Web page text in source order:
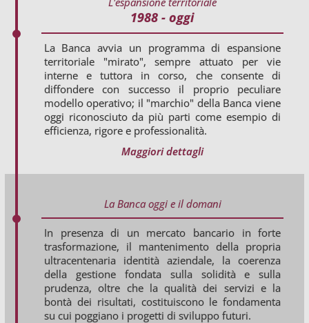
1988 - oggi
La Banca avvia un programma di espansione
territoriale "mirato", sempre attuato per vie
interne e tuttora in corso, che consente di
diffondere con successo il proprio peculiare
modello operativo; il "marchio" della Banca viene
oggi riconosciuto da più parti come esempio di
efficienza, rigore e professionalità.
Maggiori dettagli
La Banca oggi e il domani
In presenza di un mercato bancario in forte
trasformazione, il mantenimento della propria
ultracentenaria identità aziendale, la coerenza
della gestione fondata sulla solidità e sulla
prudenza, oltre che la qualità dei servizi e la
bontà dei risultati, costituiscono le fondamenta
su cui poggiano i progetti di sviluppo futuri.